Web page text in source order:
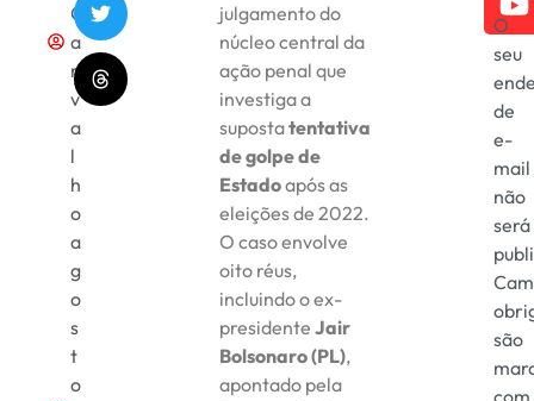
C
a
r
v
a
l
h
o
a
g
o
s
t
o
julgamento do
núcleo central da
ação penal que
investiga a
supostatentativa
de golpe de
Estadoapós as
eleições de 2022.
O caso envolve
oito réus,
incluindo o ex-
presidenteJair
Bolsonaro (PL),
apontado pela
O
seu
de
e-
mail
não
será
são
com